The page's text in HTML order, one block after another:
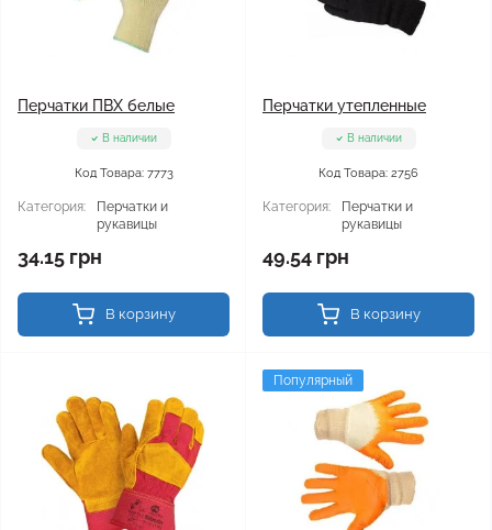
Перчатки ПВХ белые
В наличии
Код Товара: 7773
Категория:
Перчатки и
рукавицы
34.15 грн
В корзину
Перчатки утепленные
В наличии
Код Товара: 2756
Категория:
Перчатки и
рукавицы
49.54 грн
В корзину
Популярный